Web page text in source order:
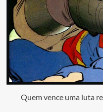
Quem vence uma luta